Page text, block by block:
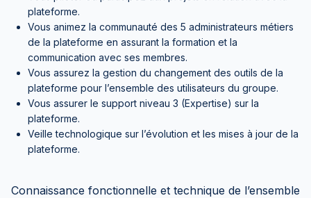
plateforme.
Vous animez la communauté des 5 administrateurs métiers
de la plateforme en assurant la formation et la
communication avec ses membres.
Vous assurez la gestion du changement des outils de la
plateforme pour l’ensemble des utilisateurs du groupe.
Vous assurer le support niveau 3 (Expertise) sur la
plateforme.
Veille technologique sur l’évolution et les mises à jour de la
plateforme.
Connaissance fonctionnelle et technique de l’ensemble